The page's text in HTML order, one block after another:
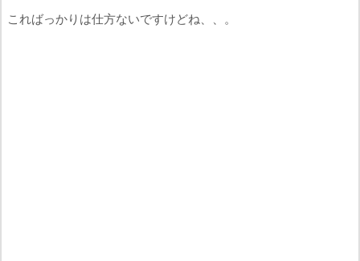
こればっかりは仕方ないですけどね、、。